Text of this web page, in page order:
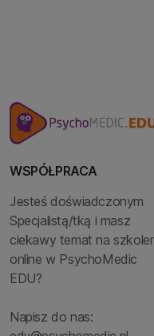
WSPÓŁPRACA
Jesteś doświadczonym
Specjalistą/tką i masz
ciekawy temat na
online w PsychoMedic
EDU?
Napisz do nas: